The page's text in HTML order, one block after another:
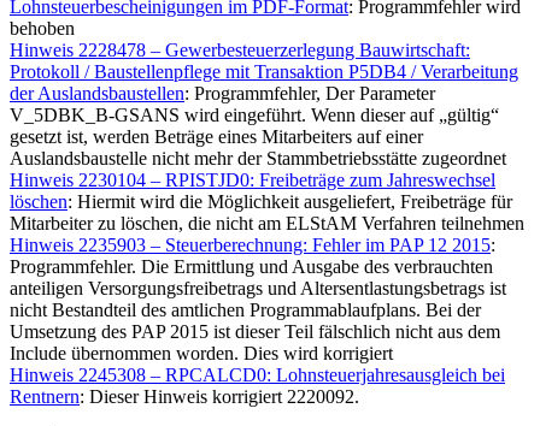
Lohnsteuerbescheinigungen im PDF-Format: Programmfehler wird
behoben
Hinweis 2228478 – Gewerbesteuerzerlegung Bauwirtschaft:
Protokoll / Baustellenpflege mit Transaktion P5DB4 / Verarbeitung
der Auslandsbaustellen: Programmfehler, Der Parameter
V_5DBK_B-GSANS wird eingeführt. Wenn dieser auf „gültig“
gesetzt ist, werden Beträge eines Mitarbeiters auf einer
Auslandsbaustelle nicht mehr der Stammbetriebsstätte zugeordnet
Hinweis 2230104 – RPISTJD0: Freibeträge zum Jahreswechsel
löschen: Hiermit wird die Möglichkeit ausgeliefert, Freibeträge für
Mitarbeiter zu löschen, die nicht am ELStAM Verfahren teilnehmen
Hinweis 2235903 – Steuerberechnung: Fehler im PAP 12 2015:
Programmfehler. Die Ermittlung und Ausgabe des verbrauchten
anteiligen Versorgungsfreibetrags und Altersentlastungsbetrags ist
nicht Bestandteil des amtlichen Programmablaufplans. Bei der
Umsetzung des PAP 2015 ist dieser Teil fälschlich nicht aus dem
Include übernommen worden. Dies wird korrigiert
Hinweis 2245308 – RPCALCD0: Lohnsteuerjahresausgleich bei
Rentnern: Dieser Hinweis korrigiert 2220092.